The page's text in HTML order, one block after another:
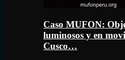
Caso MUFON:
luminosos y en
Cusco…